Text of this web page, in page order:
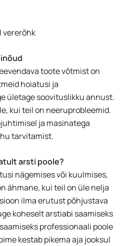
vererõhk
toote võtmist on
hoiatusi ja
ületage soovituslikku annust.
kui teil on neeruprobleemid.
ja masinatega
tarvitamist.
arsti poole?
nägemises või kuulmises,
ähmane, kui teil on üle nelja
ilma erutust põhjustava
koheselt arstiabi saamiseks
professionaali poole
kestab pikema aja jooksul